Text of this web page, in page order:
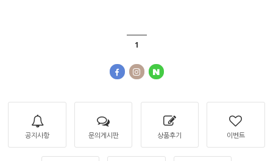
1
공지사항 문의게시판 상품후기 이벤트